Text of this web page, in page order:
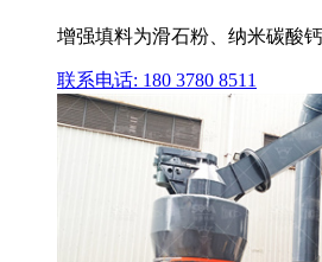
增强填料为滑石粉、纳米碳酸
联系电话: 180 3780 8511